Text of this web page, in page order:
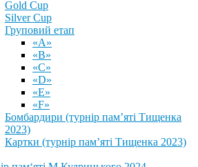
Gold Cup
Silver Cup
Груповий етап
«А»
«В»
«С»
«D»
«Е»
«F»
Бомбардири (турнір пам’яті Тищенка
2023)
Картки (турнір пам’яті Тищенка 2023)